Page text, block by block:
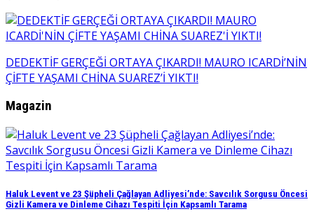
Yazı
gezinmesi
DEDEKTİF GERÇEĞİ ORTAYA ÇIKARDI! MAURO ICARDİ’NİN
ÇİFTE YAŞAMI CHİNA SUAREZ’İ YIKTI!
Magazin
Haluk Levent ve 23 Şüpheli Çağlayan Adliyesi’nde: Savcılık Sorgusu Öncesi
Gizli Kamera ve Dinleme Cihazı Tespiti İçin Kapsamlı Tarama